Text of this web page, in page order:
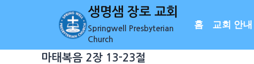
생명샘 장로 교회
Springwell Presbyterian
Church
홈 교회 안내
마태복음 2장 13-23절